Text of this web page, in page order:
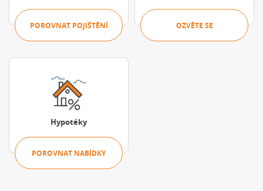
POROVNAT POJIŠTĚNÍ OZVĚTE SE
Hypotéky
POROVNAT NABÍDKY
Porovnat nabídky